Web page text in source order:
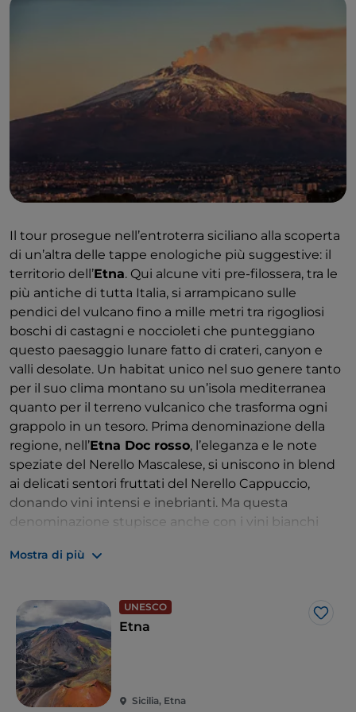
piatti di mare della regione. Due tesori enologici
dell’isola da scoprire attraverso il racconto dei
produttori del Movimento Turismo del Vino, tra tour
nei vigneti e degustazioni guidate in cantina. Ma
anche pic-nic e merende in vigna, escursioni a
Il tour prosegue nell’entroterra siciliano alla scoperta
di un’altra delle tappe enologiche più suggestive: il
territorio dell’Etna. Qui alcune viti pre-filossera, tra le
più antiche di tutta Italia, si arrampicano sulle
pendici del vulcano fino a mille metri tra rigogliosi
boschi di castagni e noccioleti che punteggiano
questo paesaggio lunare fatto di crateri, canyon e
valli desolate. Un habitat unico nel suo genere tanto
per il suo clima montano su un’isola mediterranea
quanto per il terreno vulcanico che trasforma ogni
grappolo in un tesoro. Prima denominazione della
regione, nell’Etna Doc rosso, l’eleganza e le note
speziate del Nerello Mascalese, si uniscono in blend
ai delicati sentori fruttati del Nerello Cappuccio,
donando vini intensi e inebrianti. Ma questa
denominazione stupisce anche con i vini bianchi
presenti soprattutto sul versante est del vulcano, si
note agrumate e di gelsomino. Una degustazione
guidata, un pranzo o una cena all’interno delle
cantine delMovimento Turismo del Vino
ideale per scoprire i grandi vini vulcanici in
abbinamento ai piatti tipici della regione, con menu
ideati per l’occasione che valorizzano al meglio le
Mostra di più
UNESCO
Like
Etna
Sicilia, Etna